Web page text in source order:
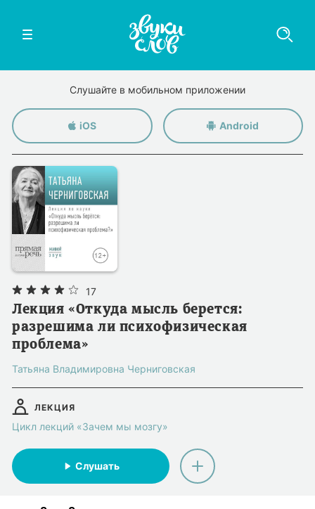
Слушайте в мобильном приложении
iOS Android
17
Лекция «Откуда мысль берется:
разрешима ли психофизическая
проблема»
Татьяна Владимировна Черниговская
ЛЕКЦИЯ
Цикл лекций «Зачем мы мозгу»
Слушать